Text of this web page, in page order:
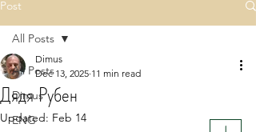
Post
All Posts
Dimus
ENG
All Posts
Дядя Рубен
Dimus
Dec 13, 2025 11 min read
Updated: Feb 14